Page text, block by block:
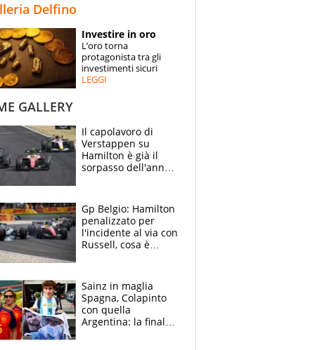
ESPERTI
CONTATTI
Delfino
Investire in oro
L’oro torna
protagonista tra gli
investimenti sicuri
LEGGI
GALLERY
Il capolavoro di
Verstappen su
Hamilton è già il
sorpasso dell'anno:
2021
Gp Belgio: Hamilton
penalizzato per
l'incidente al via con
Russell, cosa è
Sainz in maglia
Spagna, Colapinto
con quella
Argentina: la finale